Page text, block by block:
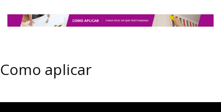
Como aplicar